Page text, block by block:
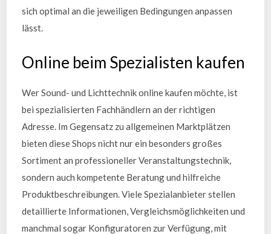
sich optimal an die jeweiligen Bedingungen anpassen
lässt.
Online beim Spezialisten kaufen
Wer Sound- und Lichttechnik online kaufen möchte, ist
bei spezialisierten Fachhändlern an der richtigen
Adresse. Im Gegensatz zu allgemeinen Marktplätzen
bieten diese Shops nicht nur ein besonders großes
Sortiment an professioneller Veranstaltungstechnik,
sondern auch kompetente Beratung und hilfreiche
Produktbeschreibungen. Viele Spezialanbieter stellen
detaillierte Informationen, Vergleichsmöglichkeiten und
manchmal sogar Konfiguratoren zur Verfügung, mit